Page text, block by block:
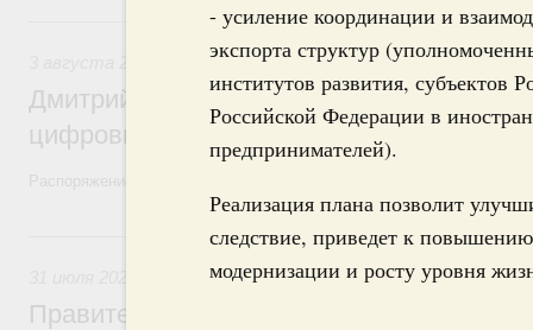
- усиление координации и
экспорта структур
институтов развития, субъектов
Российской Федерации в
предпринимателей).
Реализация плана позволит
следствие, приведет к
модернизации и росту уровня
3 августа, понедельник
Регулирование в сфере торговли.
Дмитрий Григоренко возглавил штаб по
цифровых платформ
31 июля, пятница
Социальная поддержка отдельных
Правительство направит регионам